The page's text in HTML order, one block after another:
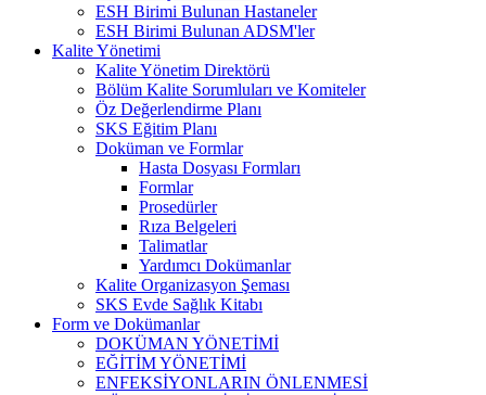
ESH Birimi Bulunan Hastaneler
ESH Birimi Bulunan ADSM'ler
Kalite Yönetimi
Kalite Yönetim Direktörü
Bölüm Kalite Sorumluları ve Komiteler
Öz Değerlendirme Planı
SKS Eğitim Planı
Doküman ve Formlar
Hasta Dosyası Formları
Formlar
Prosedürler
Rıza Belgeleri
Talimatlar
Yardımcı Dokümanlar
Kalite Organizasyon Şeması
SKS Evde Sağlık Kitabı
Form ve Dokümanlar
DOKÜMAN YÖNETİMİ
EĞİTİM YÖNETİMİ
ENFEKSİYONLARIN ÖNLENMESİ